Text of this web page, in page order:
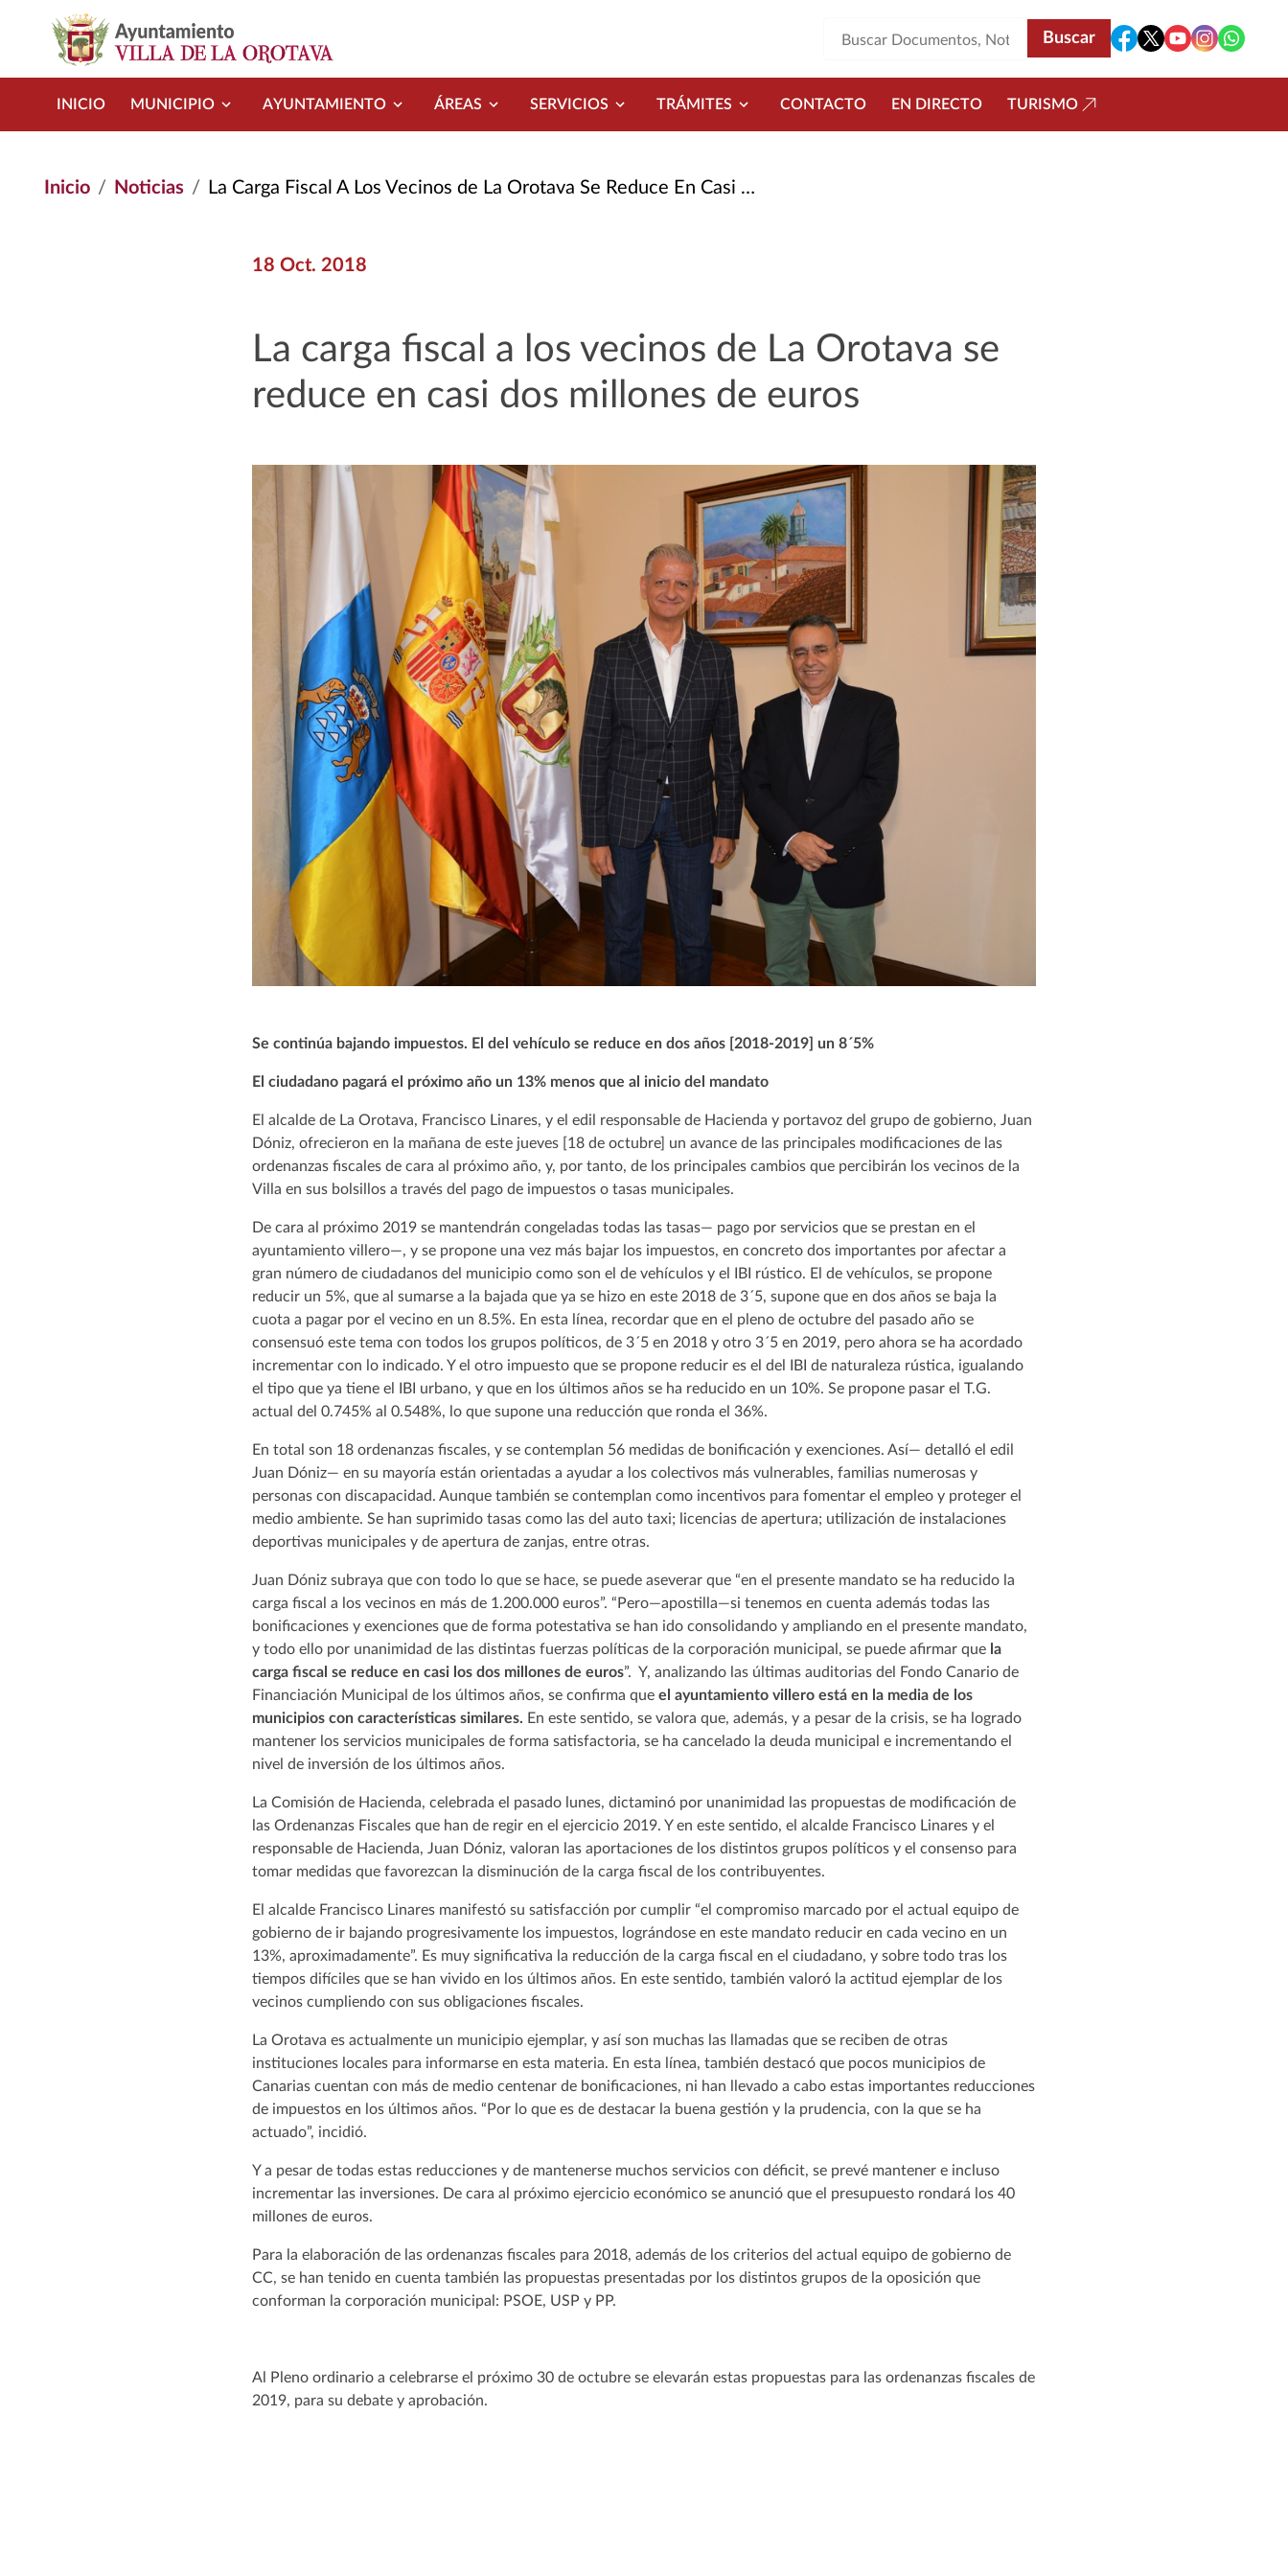
INICIO MUNICIPIO AYUNTAMIENTO ÁREAS SERVICIOS TRÁMITES CONTACTO EN DIRECTO TURISMO
Inicio Noticias La Carga Fiscal A Los Vecinos de La Orotava Se Reduce En Casi Dos Millones de Euros
18 Oct. 2018
La carga fiscal a los vecinos de La Orotava se
reduce en casi dos millones de euros
Se continúa bajando impuestos. El del vehículo se reduce en dos años [2018-2019] un 8´5%
El ciudadano pagará el próximo año un 13% menos que al inicio del mandato
El alcalde de La Orotava, Francisco Linares, y el edil responsable de Hacienda y portavoz del grupo de gobierno, Juan
Dóniz, ofrecieron en la mañana de este jueves [18 de octubre] un avance de las principales modificaciones de las
ordenanzas fiscales de cara al próximo año, y, por tanto, de los principales cambios que percibirán los vecinos de la
Villa en sus bolsillos a través del pago de impuestos o tasas municipales.
De cara al próximo 2019 se mantendrán congeladas todas las tasas— pago por servicios que se prestan en el
ayuntamiento villero—, y se propone una vez más bajar los impuestos, en concreto dos importantes por afectar a
gran número de ciudadanos del municipio como son el de vehículos y el IBI rústico. El de vehículos, se propone
reducir un 5%, que al sumarse a la bajada que ya se hizo en este 2018 de 3´5, supone que en dos años se baja la
cuota a pagar por el vecino en un 8.5%. En esta línea, recordar que en el pleno de octubre del pasado año se
consensuó este tema con todos los grupos políticos, de 3´5 en 2018 y otro 3´5 en 2019, pero ahora se ha acordado
incrementar con lo indicado. Y el otro impuesto que se propone reducir es el del IBI de naturaleza rústica, igualando
el tipo que ya tiene el IBI urbano, y que en los últimos años se ha reducido en un 10%. Se propone pasar el T.G.
actual del 0.745% al 0.548%, lo que supone una reducción que ronda el 36%.
En total son 18 ordenanzas fiscales, y se contemplan 56 medidas de bonificación y exenciones. Así— detalló el edil
Juan Dóniz— en su mayoría están orientadas a ayudar a los colectivos más vulnerables, familias numerosas y
personas con discapacidad. Aunque también se contemplan como incentivos para fomentar el empleo y proteger el
medio ambiente. Se han suprimido tasas como las del auto taxi; licencias de apertura; utilización de instalaciones
deportivas municipales y de apertura de zanjas, entre otras.
Juan Dóniz subraya que con todo lo que se hace, se puede aseverar que “en el presente mandato se ha reducido la
carga fiscal a los vecinos en más de 1.200.000 euros”. “Pero—apostilla—si tenemos en cuenta además todas las
bonificaciones y exenciones que de forma potestativa se han ido consolidando y ampliando en el presente mandato,
y todo ello por unanimidad de las distintas fuerzas políticas de la corporación municipal, se puede afirmar que la
carga fiscal se reduce en casi los dos millones de euros”. Y, analizando las últimas auditorias del Fondo Canario de
Financiación Municipal de los últimos años, se confirma queel ayuntamiento villero está en la media de los
municipios con características similares. En este sentido, se valora que, además, y a pesar de la crisis, se ha logrado
mantener los servicios municipales de forma satisfactoria, se ha cancelado la deuda municipal e incrementando el
nivel de inversión de los últimos años.
La Comisión de Hacienda, celebrada el pasado lunes, dictaminó por unanimidad las propuestas de modificación de
las Ordenanzas Fiscales que han de regir en el ejercicio 2019. Y en este sentido, el alcalde Francisco Linares y el
responsable de Hacienda, Juan Dóniz, valoran las aportaciones de los distintos grupos políticos y el consenso para
tomar medidas que favorezcan la disminución de la carga fiscal de los contribuyentes.
El alcalde Francisco Linares manifestó su satisfacción por cumplir “el compromiso marcado por el actual equipo de
gobierno de ir bajando progresivamente los impuestos, lográndose en este mandato reducir en cada vecino en un
13%, aproximadamente”. Es muy significativa la reducción de la carga fiscal en el ciudadano, y sobre todo tras los
tiempos difíciles que se han vivido en los últimos años. En este sentido, también valoró la actitud ejemplar de los
vecinos cumpliendo con sus obligaciones fiscales.
La Orotava es actualmente un municipio ejemplar, y así son muchas las llamadas que se reciben de otras
instituciones locales para informarse en esta materia. En esta línea, también destacó que pocos municipios de
Canarias cuentan con más de medio centenar de bonificaciones, ni han llevado a cabo estas importantes reducciones
de impuestos en los últimos años. “Por lo que es de destacar la buena gestión y la prudencia, con la que se ha
actuado”, incidió.
Y a pesar de todas estas reducciones y de mantenerse muchos servicios con déficit, se prevé mantener e incluso
incrementar las inversiones. De cara al próximo ejercicio económico se anunció que el presupuesto rondará los 40
millones de euros.
Para la elaboración de las ordenanzas fiscales para 2018, además de los criterios del actual equipo de gobierno de
CC, se han tenido en cuenta también las propuestas presentadas por los distintos grupos de la oposición que
conforman la corporación municipal: PSOE, USP y PP.
Al Pleno ordinario a celebrarse el próximo 30 de octubre se elevarán estas propuestas para las ordenanzas fiscales de
2019, para su debate y aprobación.